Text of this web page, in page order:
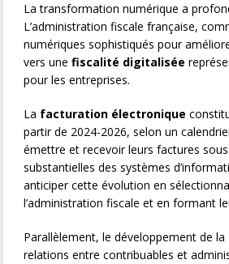
La transformation numérique a
L’administration fiscale française,
numériques sophistiqués pour
vers une fiscalité digitalisée
pour les entreprises.
La facturation électronique
partir de 2024-2026, selon un
émettre et recevoir leurs factures
substantielles des systèmes
anticiper cette évolution en
l’administration fiscale et en formant
Parallèlement, le développement de la
relations entre contribuables et